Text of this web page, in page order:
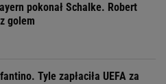
pokonał Schalke. Robert
golem
Tyle zapłaciła UEFA za